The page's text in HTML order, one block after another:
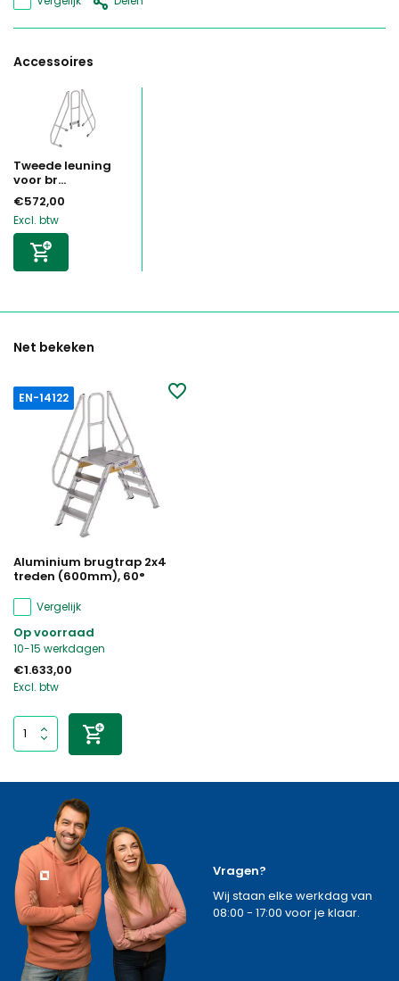
Accessoires
Tweede leuning
voor br...
€572,00
Excl. btw
Net bekeken
EN-14122
Aluminium brugtrap 2x4
treden (600mm), 60°
Vergelijk
Op voorraad
10-15 werkdagen
€1.633,00
Excl. btw
Vragen?
Wij staan elke werkdag van
08:00 - 17:00 voor je klaar.